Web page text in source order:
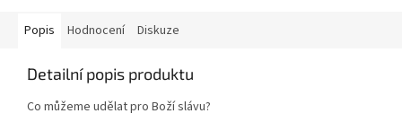
Popis Hodnocení Diskuze
Detailní popis produktu
Co můžeme udělat pro Boží slávu?